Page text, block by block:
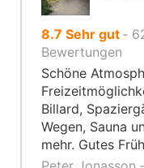
8.7 von
10,
Sehr gut ‐
Bewertungen
Schöne
Billard,
Wegen, Sauna
mehr. Gutes